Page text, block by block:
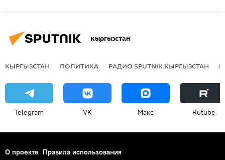
Кыргызстан
КЫРГЫЗСТАН ПОЛИТИКА РАДИО SPUTNIK КЫРГЫЗСТАН
Telegram VK Макс Rutube
О проекте Правила использования